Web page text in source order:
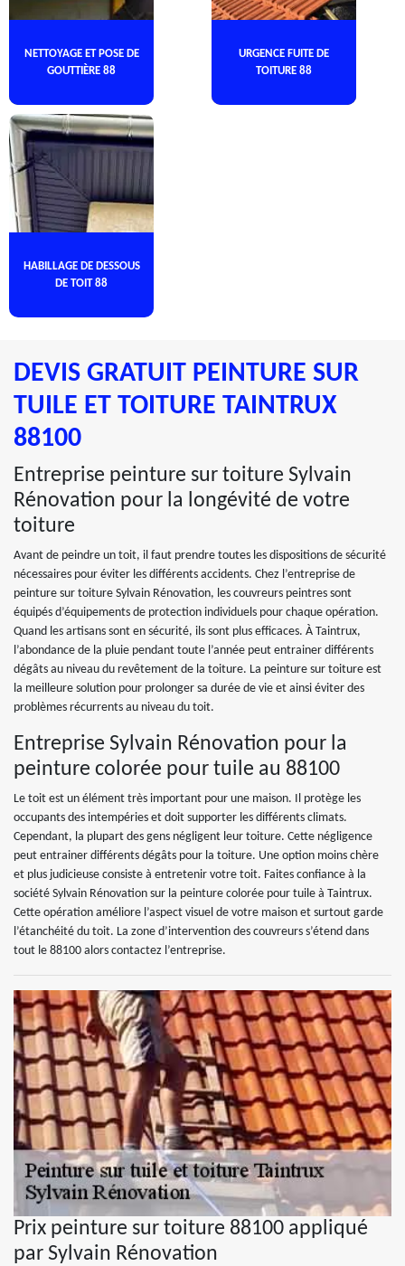
NETTOYAGE ET POSE DE
GOUTTIÈRE 88
URGENCE FUITE DE
TOITURE 88
HABILLAGE DE DESSOUS
DE TOIT 88
DEVIS GRATUIT PEINTURE SUR
TUILE ET TOITURE TAINTRUX
88100
Entreprise peinture sur toiture Sylvain
Rénovation pour la longévité de votre
toiture
Avant de peindre un toit, il faut prendre toutes les dispositions de sécurité
nécessaires pour éviter les différents accidents. Chez l’entreprise de
peinture sur toiture Sylvain Rénovation, les couvreurs peintres sont
équipés d’équipements de protection individuels pour chaque opération.
Quand les artisans sont en sécurité, ils sont plus efficaces. À Taintrux,
l’abondance de la pluie pendant toute l’année peut entrainer différents
dégâts au niveau du revêtement de la toiture. La peinture sur toiture est
la meilleure solution pour prolonger sa durée de vie et ainsi éviter des
problèmes récurrents au niveau du toit.
Entreprise Sylvain Rénovation pour la
peinture colorée pour tuile au 88100
Le toit est un élément très important pour une maison. Il protège les
occupants des intempéries et doit supporter les différents climats.
Cependant, la plupart des gens négligent leur toiture. Cette négligence
peut entrainer différents dégâts pour la toiture. Une option moins chère
et plus judicieuse consiste à entretenir votre toit. Faites confiance à la
société Sylvain Rénovation sur la peinture colorée pour tuile à Taintrux.
Cette opération améliore l’aspect visuel de votre maison et surtout garde
l’étanchéité du toit. La zone d’intervention des couvreurs s’étend dans
tout le 88100 alors contactez l’entreprise.
Prix peinture sur toiture 88100 appliqué
par Sylvain Rénovation